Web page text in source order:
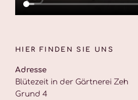
HIER FINDEN SIE UNS
Adresse
Blütezeit in der Gärtnerei Zeh
Grund 4